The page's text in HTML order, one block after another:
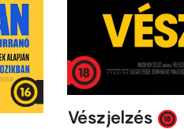
Vészjelzés